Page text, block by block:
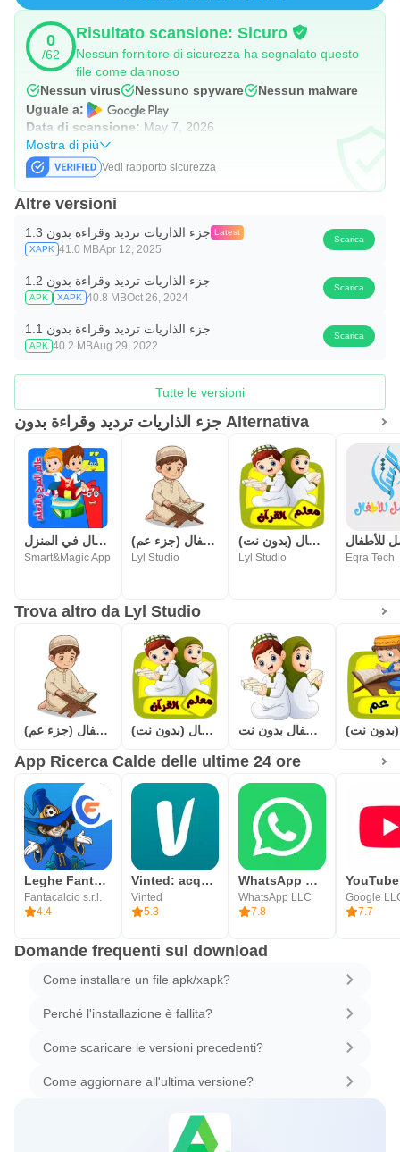
0
/62
Risultato scansione: Sicuro
Nessun fornitore di sicurezza ha segnalato questo
file come dannoso
Nessun virus
Nessuno spyware
Nessun malware
Uguale a:
Data di scansione: May 7, 2026
Mostra di più
Vedi rapporto sicurezza
Altre versioni
جزء الذاريات ترديد وقراءة بدون 1.3 Latest
XAPK 41.0 MBApr 12, 2025
Scarica
جزء الذاريات ترديد وقراءة بدون 1.2
APK XAPK 40.8 MBOct 26, 2024
Scarica
جزء الذاريات ترديد وقراءة بدون 1.1
APK 40.2 MBAug 29, 2022
Scarica
Tutte le versioni
جزء الذاريات ترديد وقراءة بدون Alternativa
روضة الاطفال في المنزل
Smart&Magic App
المصحف المعلم للاطفال (جزء عم)
Lyl Studio
معلم القرآن للاطفال (بدون نت)
Lyl Studio Eqra Tech
Trova altro da Lyl Studio
المصحف المعلم للاطفال (جزء عم) معلم القرآن للاطفال (بدون نت) قصار السور للأطفال بدون نت
App Ricerca Calde delle ultime 24 ore
Leghe Fantacalcio® Serie A
Fantacalcio s.r.l.
4.4
Vinted: acquista e vendi
Vinted
5.3
WhatsApp Messenger
WhatsApp LLC
7.8
YouTube
Google
7.7
Domande frequenti sul download
Come installare un file apk/xapk?
Perché l'installazione è fallita?
Come scaricare le versioni precedenti?
Come aggiornare all'ultima versione?